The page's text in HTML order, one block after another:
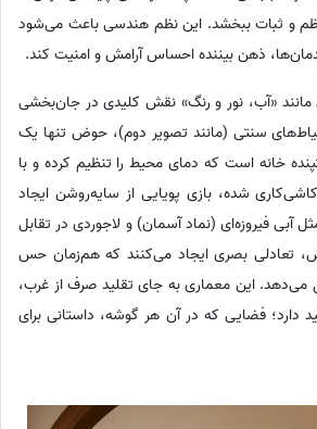
و ثبات ببخشد. این نظم هندسی باعث می‌شود
ذهن بیننده احساس آرامش و امنیت کند.
مانند «آب، نور و رنگ» نقش کلیدی در جان‌بخشی
سنتی (مانند تصویر دوم)، حوض تنها یک
خانه است که دمای محیط را تنظیم کرده و با
شده، بازی پویایی از سایه‌روشن ایجاد
آبی فیروزه‌ای (نماد آسمان) و لاجوردی در تقابل
تعادلی بصری ایجاد می‌کنند که هم‌زمان حس
می‌دهد. این معماری به جای تقلید صرف از غرب،
دارد؛ فضایی که در آن هر گوشه، داستانی برای